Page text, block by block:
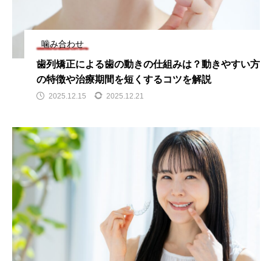
噛み合わせ
歯列矯正による歯の動きの仕組みは？動きやすい方
の特徴や治療期間を短くするコツを解説
2025.12.15 2025.12.21